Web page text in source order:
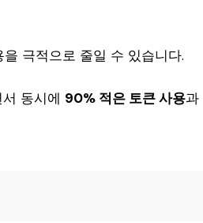
극적으로 줄일 수 있습니다.
동시에 90% 적은 토큰 사용과